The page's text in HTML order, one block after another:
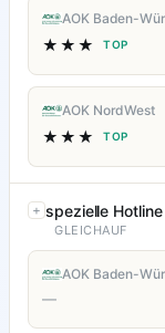
AOK Baden-
★★★ TOP
AOK NordWest
★★★ TOP
spezielle Hotline
GLEICHAUF
AOK Baden-
—